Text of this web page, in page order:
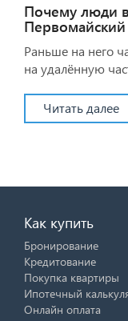
Почему люди
Раньше на него
на удалённую
Читать далее
Как купить
Бронирование
Кредитование
Покупка квартиры
Ипотечный
Онлайн оплата